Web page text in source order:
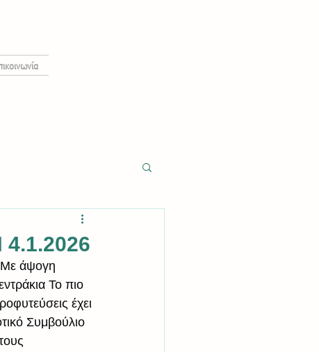
Με άψογη
Το πιο
έχει
Συμβούλιο